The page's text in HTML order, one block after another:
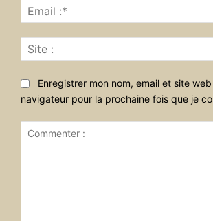
Enregistrer mon nom, email et site
navigateur pour la prochaine fois que je